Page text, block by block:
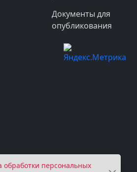
Документы для
опубликования
обработки персональных